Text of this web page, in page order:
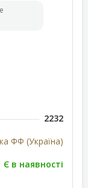
2232
ФФ (Україна)
Є в наявності